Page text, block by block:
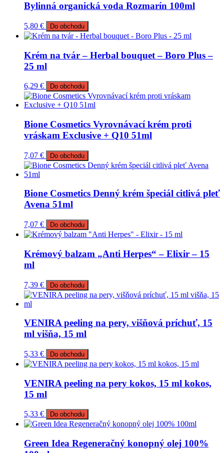
Bylinná organická voda Rozmarín 100ml
5,80 € Do obchodu
Krém na tvár – Herbal bouquet – Boro Plus –
25 ml
6,29 € Do obchodu
Bione Cosmetics Vyrovnávací krém proti
vráskam Exclusive + Q10 51ml
7,07 € Do obchodu
Bione Cosmetics Denný krém špeciál citlivá pleť
Avena 51ml
7,07 € Do obchodu
Krémový balzam „Anti Herpes“ – Elixir – 15
ml
7,39 € Do obchodu
VENIRA peeling na pery, višňová príchuť, 15
ml višňa, 15 ml
5,33 € Do obchodu
VENIRA peeling na pery kokos, 15 ml kokos,
15 ml
5,33 € Do obchodu
Green Idea Regeneračný konopný olej 100%